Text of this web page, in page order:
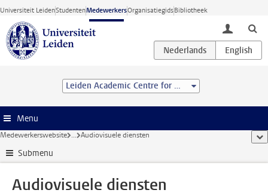
Ga direct naar de inhoud
Universiteit LeidenStudentenMedewerkersOrganisatiegidsBibliotheek
toggle
Leiden Academic Centre for Drug Research (LACDR)
Menu
Medewerkerswebsite ... Audiovisuele diensten
Submenu
Audiovisuele diensten